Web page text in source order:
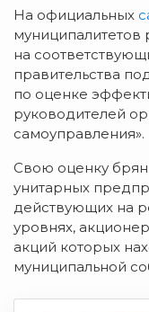
На официальных
на
правительства
по оценке
руководителей
самоуправления».
Свою оценку
унитарных
действующих на
уровнях,
акций которых
муниципальной